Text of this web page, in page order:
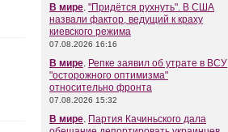
В мире. "Придётся рухнуть". В США
назвали фактор, ведущий к краху
киевского режима
07.08.2026 16:16
В мире. Репке заявил об утрате в ВСУ
"осторожного оптимизма"
относительно фронта
07.08.2026 15:32
В мире. Партия Качиньского дала